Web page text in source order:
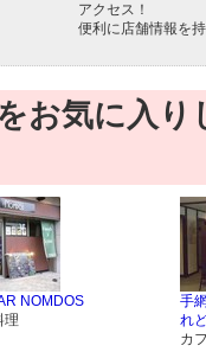
アクセス！
便利に店舗情報を
お気に入
NOMDOS
理
手
れ
カ